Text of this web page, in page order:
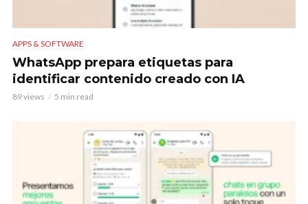
APPS & SOFTWARE
WhatsApp prepara etiquetas para
identificar contenido creado con IA
89 views 5 min read